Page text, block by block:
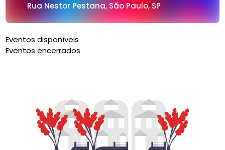
Rua Nestor Pestana,São Paulo, SP
Eventos disponíveis
Eventos encerrados